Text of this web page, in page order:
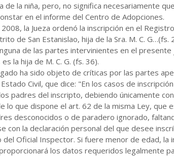
de la niña, pero, no significa necesariamente
en el informe del Centro de Adopciones.
la Jueza ordenó la inscripción en el
de San Estanislao, hija de la Sra. M. C.
de las partes intervinientes en el
la hija de M. C. G. (fs. 36).
ha sido objeto de críticas por las partes
Civil, que dice: "En los casos de
padres del inscripto, debiendo únicamente
lo que dispone el art. 62 de la misma Ley,
desconocidos o de paradero ignorado,
con la declaración personal del que desee
Oficial Inspector. Si fuere menor de edad,
los datos requeridos legalmente